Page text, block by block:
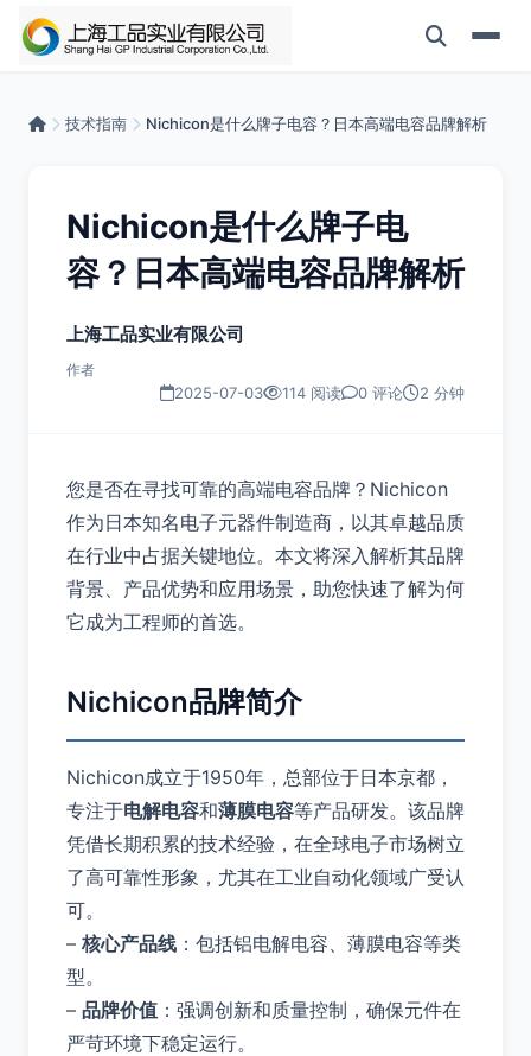
技术指南 Nichicon是什么牌子电容？日本高端电容品牌解析
Nichicon是什么牌子电
容？日本高端电容品牌解析
上海工品实业有限公司
作者
2025-07-03 114 阅读 0 评论 2 分钟
您是否在寻找可靠的高端电容品牌？Nichicon
作为日本知名电子元器件制造商，以其卓越品质
在行业中占据关键地位。本文将深入解析其品牌
背景、产品优势和应用场景，助您快速了解为何
它成为工程师的首选。
Nichicon品牌简介
Nichicon成立于1950年，总部位于日本京都，
专注于电解电容和薄膜电容等产品研发。该品牌
凭借长期积累的技术经验，在全球电子市场树立
了高可靠性形象，尤其在工业自动化领域广受认
可。
– 核心产品线 ：包括铝电解电容、薄膜电容等类
型。
– 品牌价值 ：强调创新和质量控制，确保元件在
严苛环境下稳定运行。